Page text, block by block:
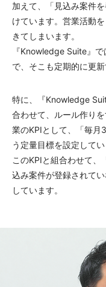
加えて、「見込み案件
けています。営業活動
きてしまいます。
『Knowledge Suite』
で、そこも定期的に更
特に、『Knowledge
合わせて、ルール作り
業のKPIとして、「毎月
う定量目標を設定してい
このKPIと組合わせて
込み案件が登録されて
しています。